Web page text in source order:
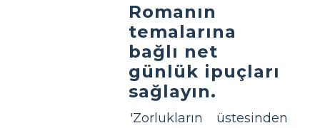
Romanın
temalarına
bağlı net
günlük ipuçları
sağlayın.
'Zorlukların üstesinden